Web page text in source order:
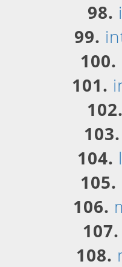
98.
99.
100.
101.
102.
103.
104.
105.
106.
107.
108.